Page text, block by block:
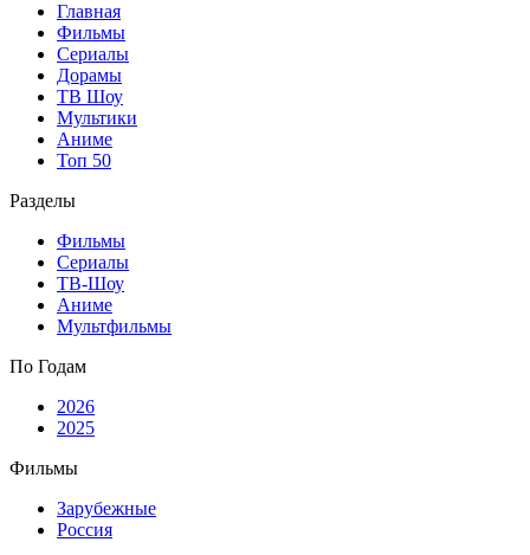
Главная
Фильмы
Сериалы
Дорамы
ТВ Шоу
Мультики
Аниме
Топ 50
Разделы
Фильмы
Сериалы
ТВ-Шоу
Аниме
Мультфильмы
По Годам
2026
2025
Фильмы
Зарубежные
Россия